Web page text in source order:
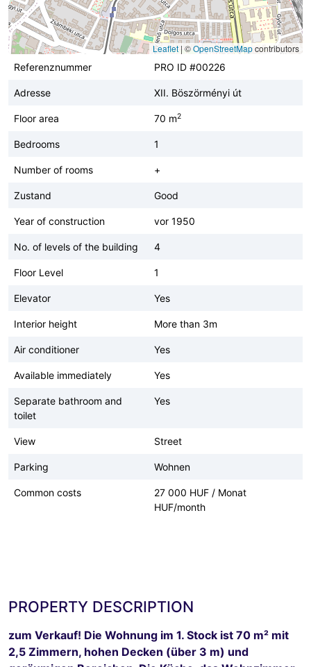
Leaflet | ©OpenStreetMapcontributors
Referenznummer
PRO ID #00226
Adresse XII. Böszörményi út
Floor area 70 m2
Bedrooms 1
Number of rooms +
Zustand Good
Year of construction vor 1950
No. of levels of the building 4
Floor Level 1
Elevator Yes
Interior height More than 3m
Air conditioner Yes
Available immediately Yes
Separate bathroom and
toilet
Yes
View Street
Parking Wohnen
Common costs
27 000 HUF / Monat
HUF/month
PROPERTY DESCRIPTION
zum Verkauf! Die Wohnung im 1. Stock ist 70 m² mit
2,5 Zimmern, hohen Decken (über 3 m) und